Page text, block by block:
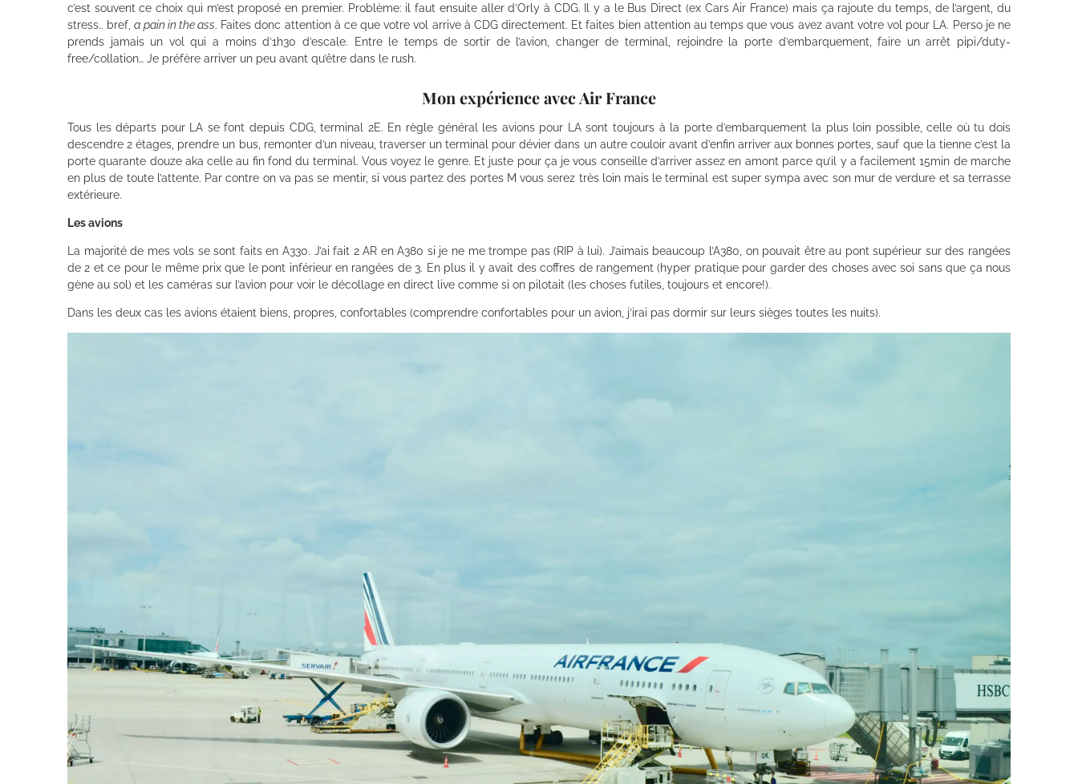
c’est souvent ce choix qui m’est proposé en premier. Problème: il faut ensuite aller d’Orly à CDG. Il y a le Bus Direct (ex Cars Air France) mais ça rajoute du temps, de l’argent, du
stress.. bref,a pain in the ass. Faites donc attention à ce que votre vol arrive à CDG directement. Et faites bien attention au temps que vous avez avant votre vol pour LA. Perso je ne
prends jamais un vol qui a moins d’1h30 d’escale. Entre le temps de sortir de l’avion, changer de terminal, rejoindre la porte d’embarquement, faire un arrêt pipi/duty-
free/collation… Je préfère arriver un peu avant qu’être dans le rush.
Mon expérience avec Air France
Tous les départs pour LA se font depuis CDG, terminal 2E. En règle général les avions pour LA sont toujours à la porte d’embarquement la plus loin possible, celle où tu dois
descendre 2 étages, prendre un bus, remonter d’un niveau, traverser un terminal pour dévier dans un autre couloir avant d’enfin arriver aux bonnes portes, sauf que la tienne c’est la
porte quarante douze aka celle au fin fond du terminal. Vous voyez le genre. Et juste pour ça je vous conseille d’arriver assez en amont parce qu’il y a facilement 15min de marche
en plus de toute l’attente. Par contre on va pas se mentir, si vous partez des portes M vous serez très loin mais le terminal est super sympa avec son mur de verdure et sa terrasse
extérieure.
Les avions
La majorité de mes vols se sont faits en A330. J’ai fait 2 AR en A380 si je ne me trompe pas (RIP à lui). J’aimais beaucoup l’A380, on pouvait être au pont supérieur sur des rangées
de 2 et ce pour le même prix que le pont inférieur en rangées de 3. En plus il y avait des coffres de rangement (hyper pratique pour garder des choses avec soi sans que ça nous
gène au sol) et les caméras sur l’avion pour voir le décollage en direct live comme si on pilotait (les choses futiles, toujours et encore!).
Dans les deux cas les avions étaient biens, propres, confortables (comprendre confortables pour un avion, j’irai pas dormir sur leurs sièges toutes les nuits).